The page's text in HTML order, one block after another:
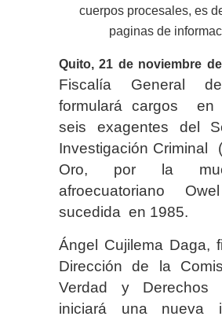
cuerpos procesales, es
paginas de
Quito, 21 de noviembre
Fiscalía General
formulará cargos en
seis exagentes del
Investigación Criminal
Oro, por la
afroecuatoriano
sucedida en 1985.
Ángel Cujilema Daga,
Dirección de la
Verdad y Derechos
iniciará una nueva